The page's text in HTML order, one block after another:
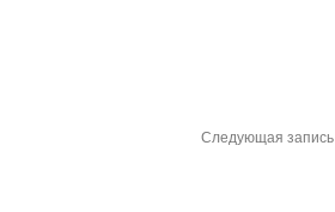
Следующая запись